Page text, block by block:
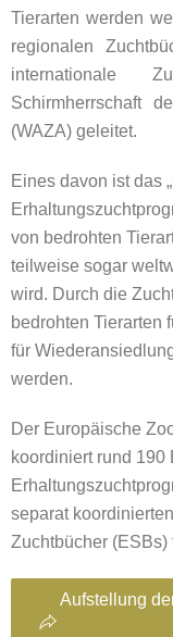
Tierarten werden
regionalen
internationale
Schirmherrschaft
(WAZA) geleitet.
Eines davon ist das
von bedrohten
teilweise sogar
wird. Durch die
bedrohten Tierarten
für
werden.
Der Europäische
koordiniert rund 190
separat
Zuchtbücher (ESBs)
Aufstellung